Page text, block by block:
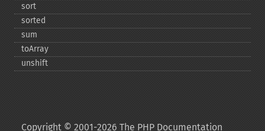
sort
sorted
sum
toArray
unshift
Copyright © 2001-2026 The PHP Documentation